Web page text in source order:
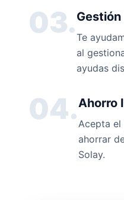
03.Te
al
ayudas
04.Ahorro
Acepta el
ahorrar
Solay.